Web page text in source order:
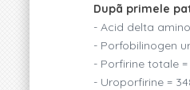
Dupã primele
- Acid delta
- Porfobilinogen
- Porfirine totale
- Uroporfirine =